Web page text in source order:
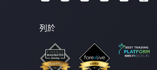
列於